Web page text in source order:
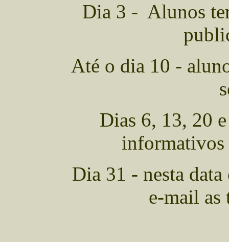
Dia 3 - Alunos
Até o dia 10 -
Dias 6, 13, 20
informativos
Dia 31 - nesta
e-mail as